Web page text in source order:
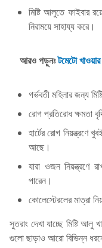
মিষ্টি আলুতে ফাইবার
নিরাময়ে সাহায্য করে।
আরও পড়ুনঃটমেটো
গর্ভবতী মহিলার জন্য
রোগ প্রতিরোধ ক্ষমতা
হার্টের রোগ নিয়ন্ত্রণে
আছে।
যারা ওজন নিয়ন্ত্রণে
পারেন।
কোলেস্টেরলের মাত্রা
সুতরাং দেখা যাচ্ছে মিষ্টি
গুলো ছাড়াও আরো বিভিন্ন